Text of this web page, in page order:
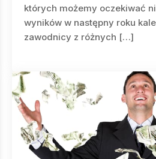
których możemy oczekiwać
wyników w następny roku
zawodnicy z różnych […]